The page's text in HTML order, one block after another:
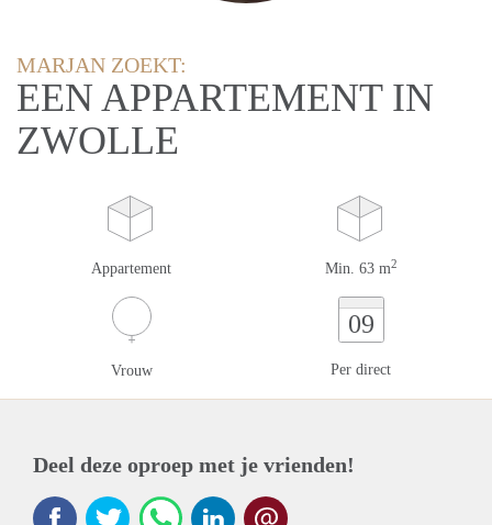
MARJAN ZOEKT:
EEN APPARTEMENT IN
ZWOLLE
Appartement Min. 63 m2
Vrouw
09
Per direct
Deel deze oproep met je vrienden!